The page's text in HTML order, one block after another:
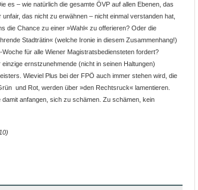
es – wie natürlich die gesamte ÖVP auf allen Ebenen, das
das nicht zu erwähnen – nicht einmal verstanden hat,
die Chance zu einer »Wahl« zu offerieren? Oder die
Stadträtin« (welche Ironie in diesem Zusammenhang!)
Woche für alle Wiener Magistratsbediensteten fordert?
ernstzunehmende (nicht in seinen Haltungen)
Wieviel Plus bei der FPÖ auch immer stehen wird, die
und Rot, werden über »den Rechtsruck« lamentieren.
damit anfangen, sich zu schämen. Zu schämen, kein